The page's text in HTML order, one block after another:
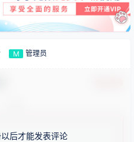
M 管理员
后才能发表评论